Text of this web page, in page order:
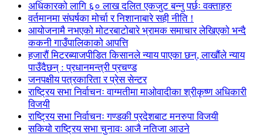
अधिकारको लागि ६० लाख दलित एकजुट बन्नु पर्छः वक्ताहरु
वर्तमानमा संघर्षका मोर्चा र निशानाबारे सही नीति !
आयोजनामै नभएको मोटरबाटोबारे भ्रामक समाचार लेखिएको भन्दै
ककनी गाउँपालिकाको आपत्ति
हजारौं मिटरब्याजपीडित किसानले न्याय पाएका छन्, लाखौंले न्याय
पाउँदैछन् : प्रधानमन्त्री प्रचण्ड
जनपक्षीय पत्रकारिता र प्रेस सेन्टर
राष्ट्रिय सभा निर्वाचनः वाग्मतीमा माओवादीका श्रीकृष्ण अधिकारी
विजयी
राष्ट्रिय सभा निर्वाचनः गण्डकी प्रदेशबाट मनरुपा विजयी
सकियो राष्ट्रिय सभा चुनावः आजै नतिजा आउने